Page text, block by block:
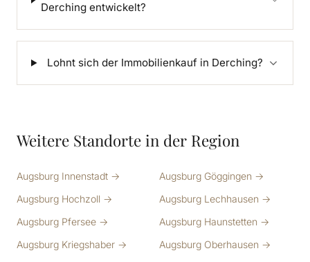
Derching entwickelt?
Lohnt sich der Immobilienkauf in Derching?
Weitere Standorte in der Region
Augsburg Innenstadt →
Augsburg Göggingen →
Augsburg Hochzoll →
Augsburg Lechhausen →
Augsburg Pfersee →
Augsburg Haunstetten →
Augsburg Kriegshaber →
Augsburg Oberhausen →